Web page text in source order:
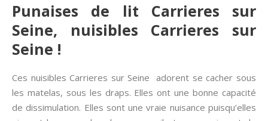
Punaises de lit Carrieres sur
Seine, nuisibles Carrieres sur
Seine !
Ces nuisibles Carrieres sur Seine adorent se cacher sous
les matelas, sous les draps. Elles ont une bonne capacité
de dissimulation. Elles sont une vraie nuisance puisqu’elles